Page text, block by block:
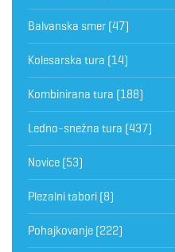
Balvanska smer (47)
Kolesarska tura (14)
Kombinirana tura (188)
Ledno-snežna tura (437)
Novice (53)
Plezalni tabori (8)
Pohajkovanje (222)